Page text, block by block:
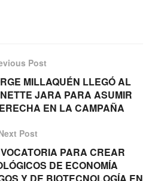
Post
MILLAQUÉN LLEGÓ AL
JARA PARA ASUMIR
EN LA CAMPAÑA
Post
PARA CREAR
DE ECONOMÍA
Y DE BIOTECNOLOGÍA EN